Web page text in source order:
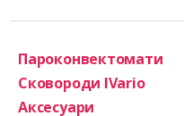
Пароконвектомати
Сковороди IVario
Аксесуари